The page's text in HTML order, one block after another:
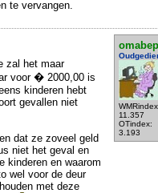
te vervangen.
omabep
11.357
OTindex:
3.193
zal het maar
voor � 2000,00 is
kinderen hebt
gevallen niet
dat ze zoveel geld
niet het geval en
kinderen en waarom
wel voor de deur
met deze